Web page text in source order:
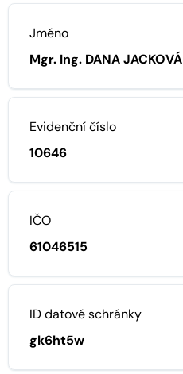
Jméno
Mgr. Ing. DANA JACKOVÁ
Evidenční číslo
10646
IČO
61046515
ID datové schránky
gk6ht5w